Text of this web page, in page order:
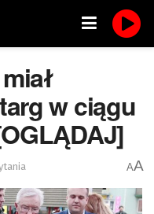
w ciągu
AA